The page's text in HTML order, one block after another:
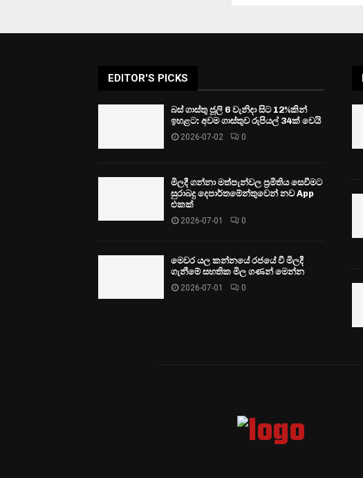
EDITOR'S PICKS
බස් ගාස්තු ජූලි 6 වැනිදා සිට 12%කින්
ඉහළට: අවම ගාස්තුව රුපියල් 34ක් වෙයි
2026-07-02 0
මිලදී ගන්නා මත්පැන්වල ප්‍රමිතිය සෙවීමට
සුරාබදු දෙපාර්තමේන්තුවෙන් නව App
එකක්
2026-07-01 0
මෙවර යල කන්නයේ රජයේ වී මිලදී
ගැනීමේ සහතික මිල ගණන් මෙන්න
2026-07-01 0